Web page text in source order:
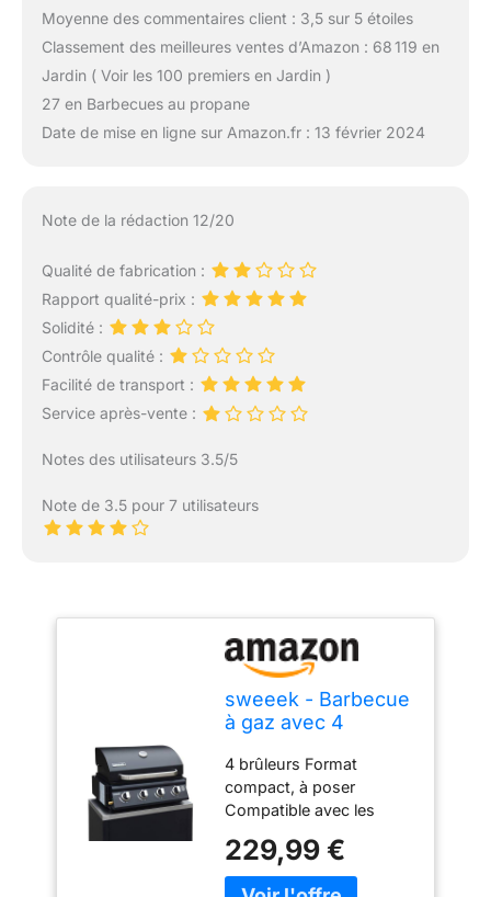
Moyenne des commentaires client : 3,5 sur 5 étoiles
Classement des meilleures ventes d’Amazon : 68 119 en
Jardin ( Voir les 100 premiers en Jardin )
27 en Barbecues au propane
Date de mise en ligne sur Amazon.fr : 13 février 2024
Note de la rédaction 12/20
Qualité de fabrication :
Rapport qualité-prix :
Solidité :
Contrôle qualité :
Facilité de transport :
Service après-vente :
Notes des utilisateurs 3.5/5
Note de 3.5 pour 7 utilisateurs
sweeek - Barbecue
à gaz avec 4
avec récupérateur
de graisse
4 brûleurs Format
compact, à poser
Compatible avec les
gamme Thermomètre
229,99 €